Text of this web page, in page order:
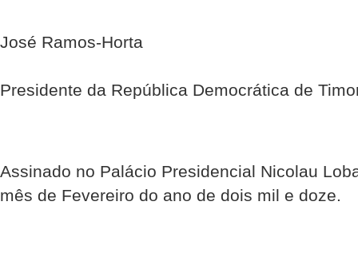
José Ramos-Horta
Presidente da República Democrática de
Assinado no Palácio Presidencial Nicolau
mês de Fevereiro do ano de dois mil e doze.